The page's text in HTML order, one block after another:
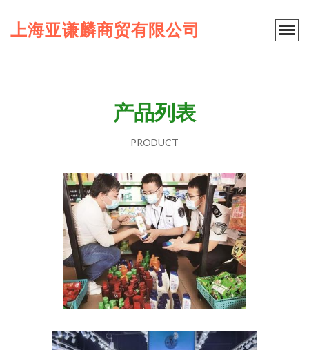
上海亚谦麟商贸有限公司
产品列表
PRODUCT